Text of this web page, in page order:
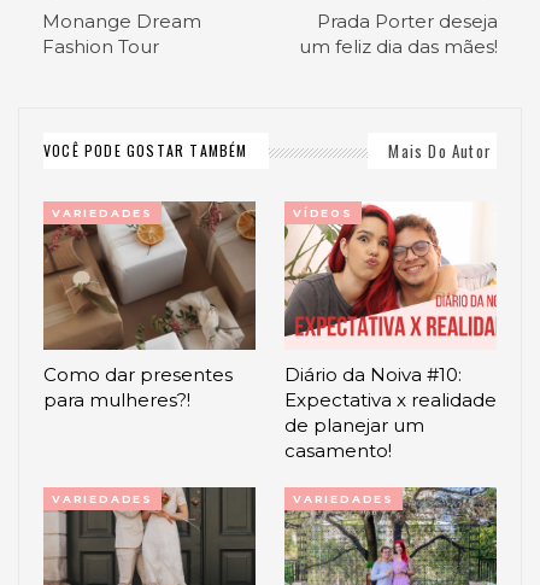
Monange Dream
Fashion Tour
Prada Porter deseja
um feliz dia das mães!
VOCÊ PODE GOSTAR TAMBÉM Mais Do Autor
VARIEDADES
Como dar presentes
para mulheres?!
VÍDEOS
Diário da Noiva #10:
Expectativa x realidade
de planejar um
casamento!
VARIEDADES VARIEDADES